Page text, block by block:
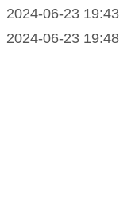
2024-06-23 19:43
2024-06-23 19:48